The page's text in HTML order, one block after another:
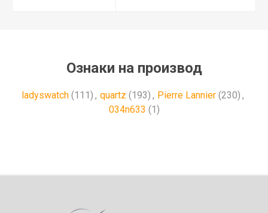
Ознаки на производ
ladyswatch (111) , quartz (193) , Pierre Lannier (230) ,
034n633 (1)